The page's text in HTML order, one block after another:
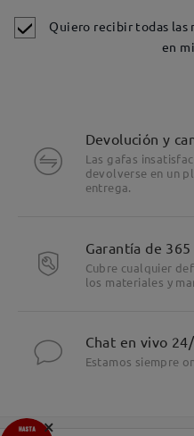
Quiero recibir todas las
en
Devolución y
Las gafas
devolverse en un
entrega.
Garantía de 365
Cubre cualquier
los materiales y
Chat en vivo
Estamos siempre
×